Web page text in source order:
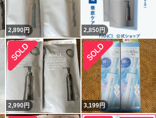
2,890円 2,850 円
2,990円 3,199円